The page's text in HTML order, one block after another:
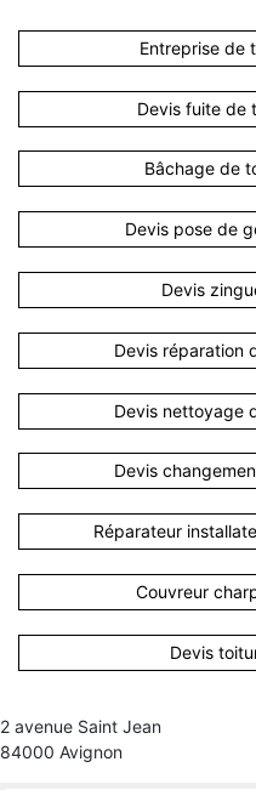
Entreprise de
Devis fuite de
Bâchage de
Devis pose de
Devis
Devis réparation
Devis nettoyage
Devis
Réparateur
Couvreur
Devis
2 avenue Saint Jean
84000 Avignon